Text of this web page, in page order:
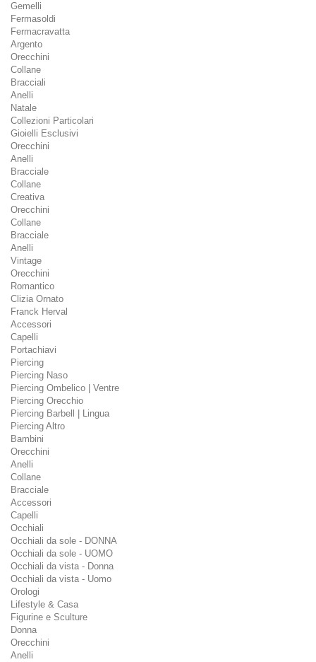
Gemelli
Fermasoldi
Fermacravatta
Argento
Orecchini
Collane
Bracciali
Anelli
Natale
Collezioni Particolari
Gioielli Esclusivi
Orecchini
Anelli
Bracciale
Collane
Creativa
Orecchini
Collane
Bracciale
Anelli
Vintage
Orecchini
Romantico
Clizia Ornato
Franck Herval
Accessori
Capelli
Portachiavi
Piercing
Piercing Naso
Piercing Ombelico | Ventre
Piercing Orecchio
Piercing Barbell | Lingua
Piercing Altro
Bambini
Orecchini
Anelli
Collane
Bracciale
Accessori
Capelli
Occhiali
Occhiali da sole - DONNA
Occhiali da sole - UOMO
Occhiali da vista - Donna
Occhiali da vista - Uomo
Orologi
Lifestyle & Casa
Figurine e Sculture
Donna
Orecchini
Anelli